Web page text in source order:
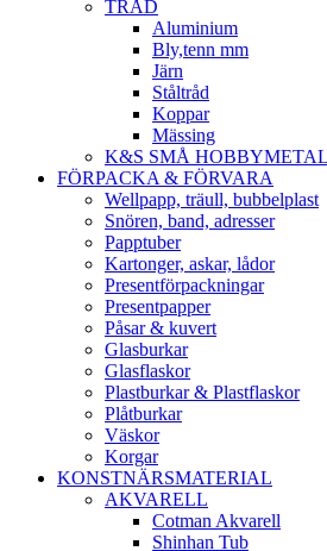
TRÅD
Aluminium
Bly,tenn mm
Järn
Ståltråd
Koppar
Mässing
K&S SMÅ
FÖRPACKA & FÖRVARA
Wellpapp, träull, bubbelplast
Snören, band, adresser
Papptuber
Kartonger, askar, lådor
Presentförpackningar
Presentpapper
Påsar & kuvert
Glasburkar
Glasflaskor
Plastburkar & Plastflaskor
Plåtburkar
Väskor
Korgar
KONSTNÄRSMATERIAL
AKVARELL
Cotman Akvarell
Shinhan Tub